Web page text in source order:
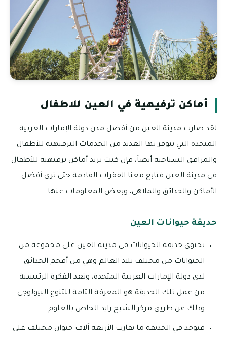
أماكن ترفيهية في العين للاطفال
لقد صارت مدينة العين من أفضل مدن دولة الإمارات العربية
المتحدة التي يتوفر بها العديد من الخدمات الترفيهية للأطفال
والمرافق السياحية أيضاً، فإن كنت تريد أماكن ترفيهية للأطفال
في مدينة العين فتابع معنا الفقرات القادمة حتى ترى أفضل
الأماكن والحدائق والملاهي، وبعض المعلومات عنها:
حديقة حيوانات العين
تحتوي حديقة الحيوانات في مدينة العين على مجموعة من
الحيوانات من مختلف بلاد العالم وهي من أفخم الحدائق
لدى دولة الإمارات العربية المتحدة، وتعد الفكرة الرئيسية
من عمل تلك الحديقة هو المعرفة التامة للتنوع البيولوجي
وذلك عن طريق مركز الشيخ زايد الخاص بالعلوم.
فيوجد في الحديقة ما يقارب الأربعة آلاف حيوان مختلف على